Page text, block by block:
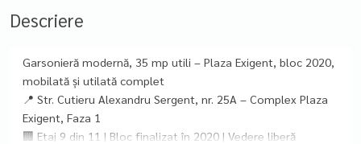
Descriere
Garsonieră modernă, 35 mp utili – Plaza Exigent, bloc 2020,
mobilată și utilată complet
📍 Str. Cutieru Alexandru Sergent, nr. 25A – Complex Plaza
Exigent, Faza 1
🏢 Etaj 9 din 11 | Bloc finalizat în 2020 | Vedere liberă